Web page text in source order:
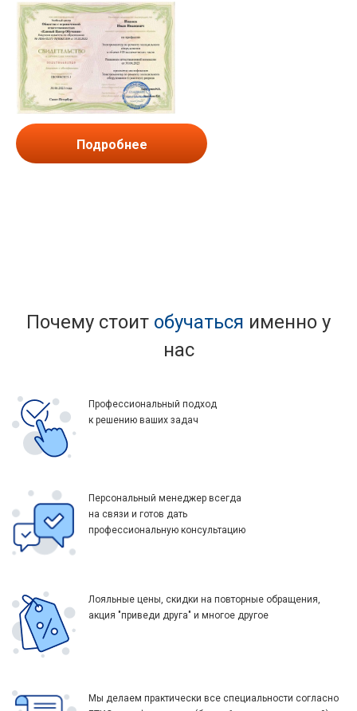
Подробнее
Почему стоит обучаться именно у
нас
Профессиональный подход
к решению ваших задач
Персональный менеджер всегда
на связи и готов дать
профессиональную консультацию
Лояльные цены, скидки на повторные обращения,
акция "приведи друга" и многое другое
Мы делаем практически все специальности согласно